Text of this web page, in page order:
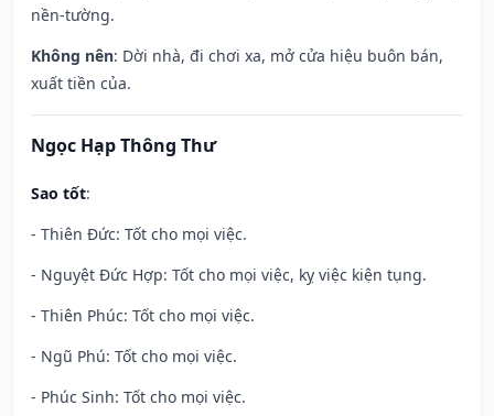
nền-tường.
Không nên: Dời nhà, đi chơi xa, mở cửa hiệu buôn bán,
xuất tiền của.
Ngọc Hạp Thông Thư
Sao tốt:
- Thiên Đức: Tốt cho mọi việc.
- Nguyệt Đức Hợp: Tốt cho mọi việc, kỵ việc kiện tụng.
- Thiên Phúc: Tốt cho mọi việc.
- Ngũ Phú: Tốt cho mọi việc.
- Phúc Sinh: Tốt cho mọi việc.